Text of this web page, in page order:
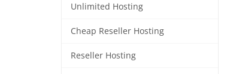
Unlimited Hosting
Cheap Reseller Hosting
Reseller Hosting